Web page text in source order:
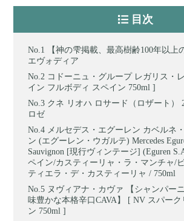
目次
【神の雫掲載、最高樹齢100年以上
エヴォディア
コドーニュ・グループ レガリス・
イン フルボディ スペイン 750ml ]
クネ リオハ ロサード（ロザート）
ロゼ
メルセデス・エグーレン カベルネ
ン (エグーレン・ウガルテ) Mercedes
Sauvignon [現行ヴィンテージ] (Eguren
ペイン/カスティーリャ・ラ・マンチャ/
ティエラ・デ・カスティーリャ / 750ml
ヌヴィアナ・カヴァ 【シャンパー
味豊かな本格辛口CAVA】 [ NV スパーク
ン 750ml ]